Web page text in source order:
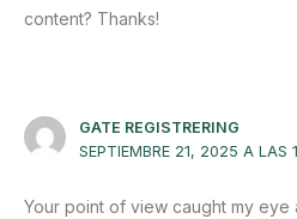
content? Thanks!
GATE REGISTRERING
SEPTIEMBRE 21, 2025 A LAS
Your point of view caught my eye